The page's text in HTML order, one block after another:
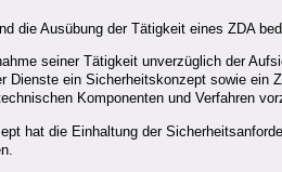
die Ausübung der Tätigkeit eines ZDA
seiner Tätigkeit unverzüglich der
Dienste ein Sicherheitskonzept sowie ein
Komponenten und Verfahren
hat die Einhaltung der